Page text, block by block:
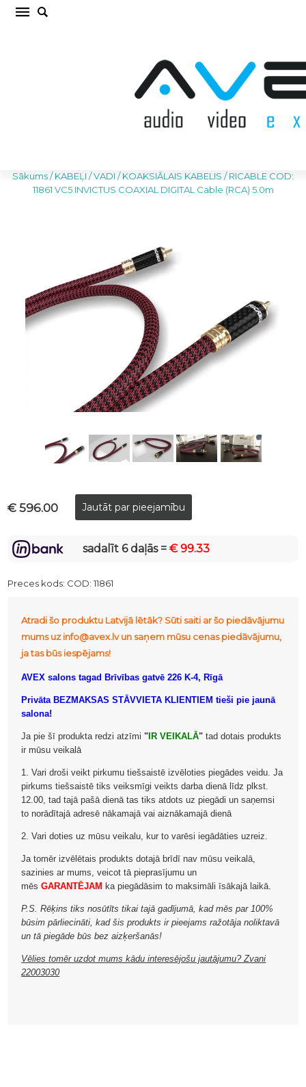
RICABLE COD: 11861 VC5 INVICTUS COAXIAL
Sākums/KABEĻI / VADI /KOAKSIĀLAIS KABELIS /RICABLE COD:
11861 VC5 INVICTUS COAXIAL DIGITAL Cable (RCA) 5.0m
€ 596.00
sadalīt 6 daļās =€ 99.33
Preces kods: COD: 11861
Atradi šo produktu Latvijā lētāk? Sūti saiti ar šo piedāvājumu
mums uz info@avex.lv un saņem mūsu cenas piedāvājumu,
ja tas būs iespējams!
AVEX salons tagad Brīvības gatvē 226 K-4, Rīgā
Privāta BEZMAKSAS STĀVVIETA KLIENTIEM tieši pie jaunā
salona!
Ja pie šī produkta redzi atzīmi " IR VEIKALĀ" tad dotais produkts
ir mūsu veikalā
1. Vari droši veikt pirkumu tiešsaistē izvēloties piegādes veidu. Ja
pirkums tiešsaistē tiks veiksmīgi veikts darba dienā līdz plkst.
12.00, tad tajā pašā dienā tas tiks atdots uz piegādi un saņemsi
to norādītajā adresē nākamajā vai aiznākamajā dienā
2. Vari doties uz mūsu veikalu, kur to varēsi iegādāties uzreiz.
Ja tomēr izvēlētais produkts dotajā brīdī nav mūsu veikalā,
sazinies ar mums, veicot tā pieprasījumu un
mēsGARANTĒJAM ka piegādāsim to maksimāli īsākajā laikā.
P.S. Rēķins tiks nosūtīts tikai tajā gadījumā, kad mēs par 100%
būsim pārliecināti, kad šis produkts ir pieejams ražotāja noliktavā
un tā piegāde būs bez aizķeršanās!
Vēlies tomēr uzdot mums kādu interesējošu jautājumu? Zvani
22003030